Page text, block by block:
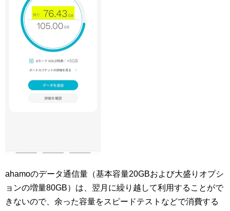
ahamoのデータ通信量（基本容量20GBおよび大盛りオプシ
ョンの増量80GB）は、翌月に繰り越して利用することがで
きないので、余った容量をスピードテストなどで消費する